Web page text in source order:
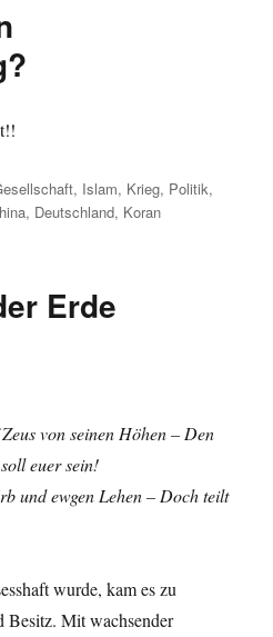
, Islam, Krieg, Politik,
, Deutschland, Koran
Erde
von seinen Höhen – Den
euer sein!
und ewgen Lehen – Doch teilt
wurde, kam es zu
Besitz. Mit wachsender